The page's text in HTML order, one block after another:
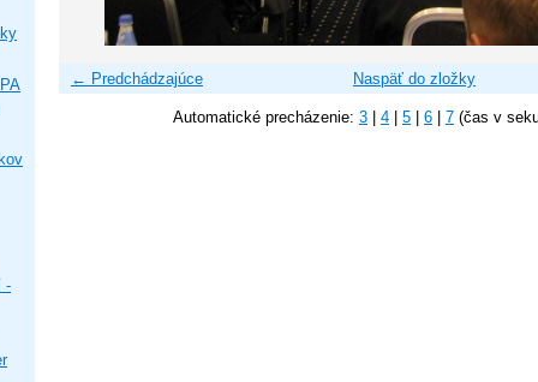
← Predchádzajúce Naspäť do zložky
Automatické precházenie: 3 4 5 6 7 (čas v
-